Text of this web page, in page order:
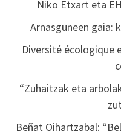
Niko Etxart eta
Arnasguneen gaia:
Diversité écologique
“Zuhaitzak eta
Beñat Oihartzabal: